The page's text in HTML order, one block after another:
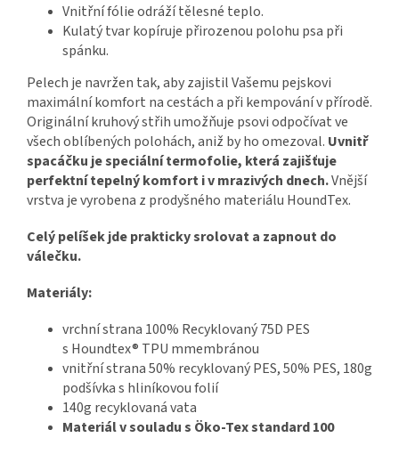
Vnitřní fólie odráží tělesné teplo.
Kulatý tvar kopíruje přirozenou polohu psa při
spánku.
Pelech je navržen tak, aby zajistil Vašemu pejskovi
maximální komfort na cestách a při kempování v přírodě.
Originální kruhový střih umožňuje psovi odpočívat ve
všech oblíbených polohách, aniž by ho omezoval. Uvnitř
spacáčku je speciální termofolie, která zajišťuje
perfektní tepelný komfort i v mrazivých dnech.Vnější
vrstva je vyrobena z prodyšného materiálu HoundTex.
Celý pelíšek jde prakticky srolovat a zapnout do
válečku.
Materiály:
vrchní strana 100% Recyklovaný 75D PES
s Houndtex® TPU mmembránou
vnitřní strana 50% recyklovaný PES, 50% PES, 180g
podšívka s hliníkovou folií
140g recyklovaná vata
Materiál v souladu s Öko-Tex standard 100